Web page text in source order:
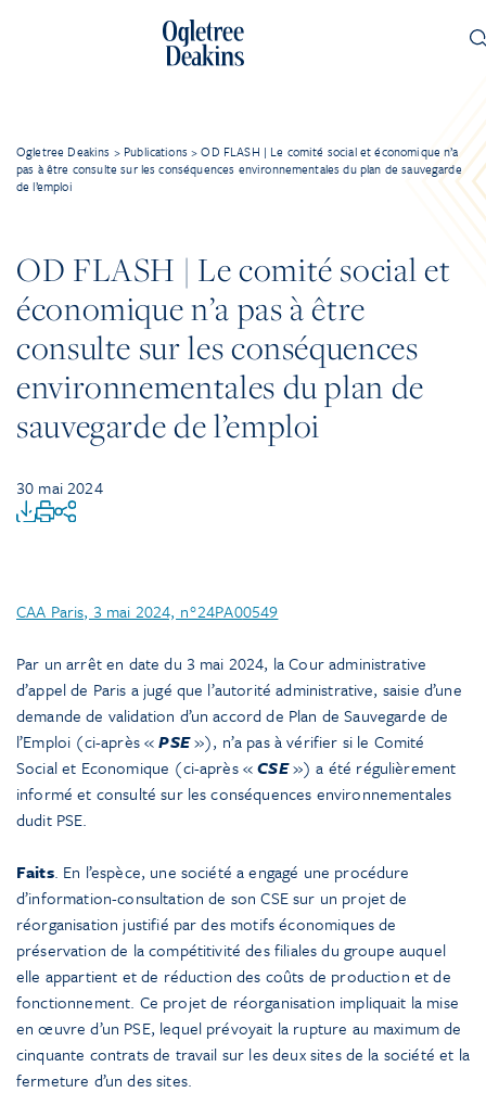
Ogletree Deakins > Publications >OD FLASH | Le comité social et économique n’a
pas à être consulte sur les conséquences environnementales du plan de sauvegarde
de l’emploi
OD FLASH | Le comité social et
économique n’a pas à être
consulte sur les conséquences
environnementales du plan de
sauvegarde de l’emploi
30 mai 2024
CAA Paris, 3 mai 2024, n°24PA00549
Par un arrêt en date du 3 mai 2024, la Cour administrative
d’appel de Paris a jugé que l’autorité administrative, saisie d’une
demande de validation d’un accord de Plan de Sauvegarde de
l’Emploi (ci-après «PSE»), n’a pas à vérifier si le Comité
Social et Economique (ci-après «CSE») a été régulièrement
informé et consulté sur les conséquences environnementales
dudit PSE.
Faits. En l’espèce, une société a engagé une procédure
d’information-consultation de son CSE sur un projet de
réorganisation justifié par des motifs économiques de
préservation de la compétitivité des filiales du groupe auquel
elle appartient et de réduction des coûts de production et de
fonctionnement. Ce projet de réorganisation impliquait la mise
en œuvre d’un PSE, lequel prévoyait la rupture au maximum de
cinquante contrats de travail sur les deux sites de la société et la
fermeture d’un des sites.